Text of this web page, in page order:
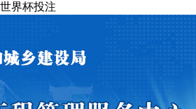
世界杯投注